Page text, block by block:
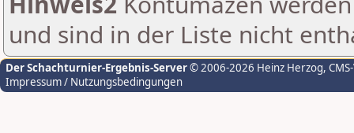
und sind in der Liste nicht
Der Schachturnier-Ergebnis-Server© 2006-2026 Heinz Herzog,
Impressum / Nutzungsbedingungen